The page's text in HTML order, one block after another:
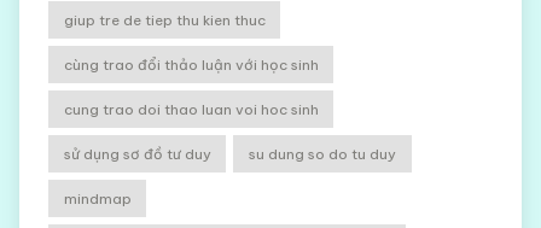
giup tre de tiep thu kien thuc
cùng trao đổi thảo luận với học sinh
cung trao doi thao luan voi hoc sinh
sử dụng sơ đồ tư duy su dung so do tu duy
mindmap